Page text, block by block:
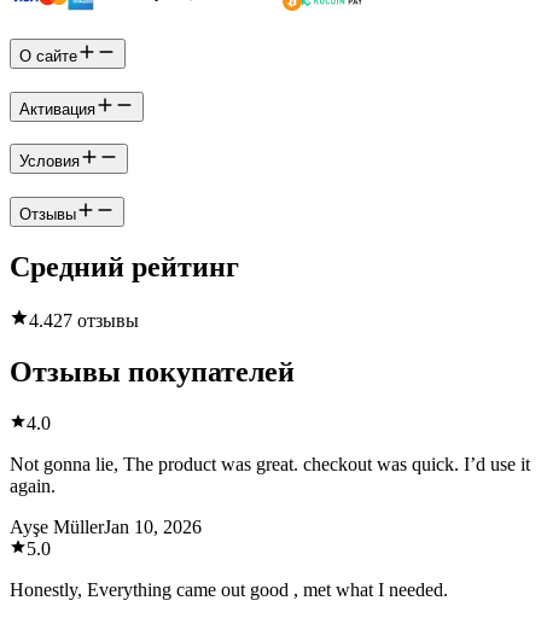
О сайте
Активация
Условия
Отзывы
Средний рейтинг
4.427 отзывы
Отзывы покупателей
4.0
Not gonna lie, The product was great. checkout was quick. I’d use it
again.
Ayşe MüllerJan 10, 2026
5.0
Honestly, Everything came out good , met what I needed.